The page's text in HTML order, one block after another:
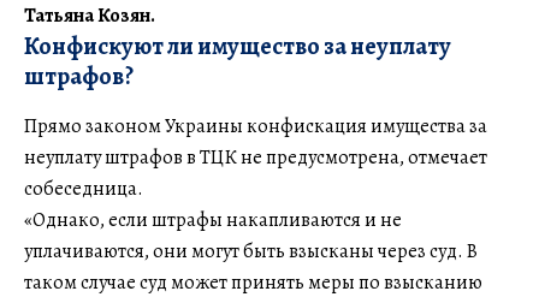
Татьяна Козян.
Конфискуют ли имущество за неуплату
штрафов?
Прямо законом Украины конфискация имущества за
неуплату штрафов в ТЦК не предусмотрена, отмечает
собеседница.
«Однако, если штрафы накапливаются и не
уплачиваются, они могут быть взысканы через суд. В
таком случае суд может принять меры по взысканию